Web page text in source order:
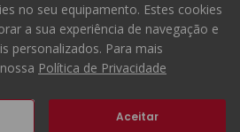
no seu equipamento. Estes cookies
a sua experiência de navegação e
personalizados. Para mais
Política de Privacidade
Aceitar